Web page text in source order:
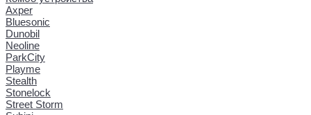
Axper
Bluesonic
Dunobil
Neoline
ParkCity
Playme
Stealth
Stonelock
Street Storm